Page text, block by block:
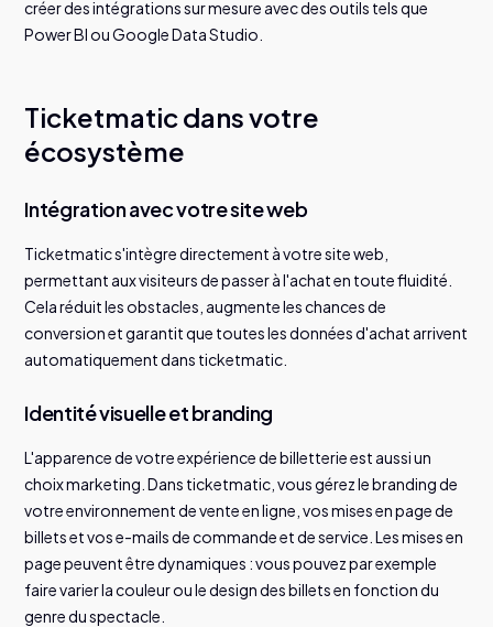
créer des intégrations sur mesure avec des outils tels que
Power BI ou Google Data Studio.
Ticketmatic dans votre
écosystème
Intégration avec votre site web
Ticketmatic s'intègre directement à votre site web,
permettant aux visiteurs de passer à l'achat en toute fluidité.
Cela réduit les obstacles, augmente les chances de
conversion et garantit que toutes les données d'achat arrivent
automatiquement dans ticketmatic.
Identité visuelle et branding
L'apparence de votre expérience de billetterie est aussi un
choix marketing. Dans ticketmatic, vous gérez le branding de
votre environnement de vente en ligne, vos mises en page de
billets et vos e-mails de commande et de service. Les mises en
page peuvent être dynamiques : vous pouvez par exemple
faire varier la couleur ou le design des billets en fonction du
genre du spectacle.